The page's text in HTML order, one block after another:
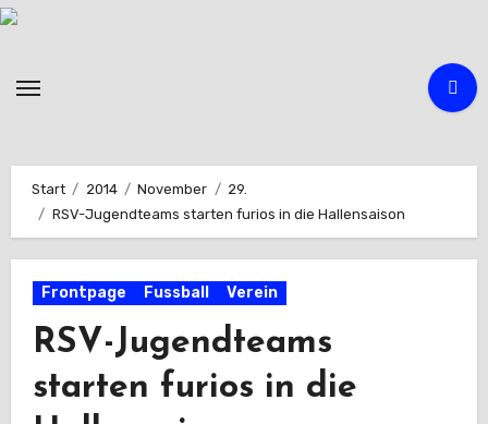
Zum
Start 2014 November
29.
RSV-Jugendteams starten furios in die Hallensaison
Frontpage Fussball Verein
RSV-Jugendteams
starten furios in die